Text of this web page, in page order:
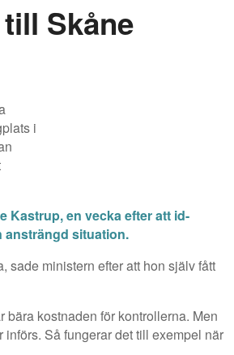
Skåne
i
Kastrup, en vecka efter att id-
ansträngd situation.
sade ministern efter att hon själv fått
kostnaden för kontrollerna. Men
Så fungerar det till exempel när